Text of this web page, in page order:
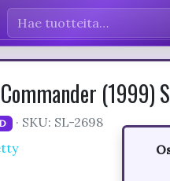
(1999)
· SKU: SL-2698